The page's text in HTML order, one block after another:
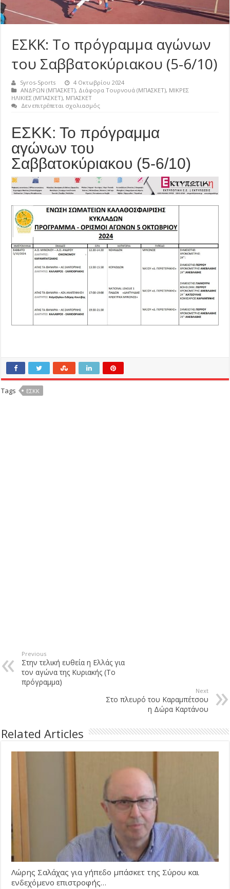
ΕΣΚΚ: Το πρόγραμμα αγώνων
του Σαββατοκύριακου (5-6/10)
Syros-Sports
4 Οκτωβρίου 2024
ΑΝΔΡΩΝ (ΜΠΑΣΚΕΤ), Διάφορα Τουρνουά (ΜΠΑΣΚΕΤ), ΜΙΚΡΕΣ
ΗΛΙΚΙΕΣ (ΜΠΑΣΚΕΤ), ΜΠΑΣΚΕΤ
Δεν επιτρέπεται σχολιασμόςστο
πρόγραμμα
αγώνων
6/10)
ΕΣΚΚ: Το πρόγραμμα
αγώνων του
Σαββατοκύριακου (5-6/10)
Tags ΕΣΚΚ
Previous
Στην τελική ευθεία η Ελλάς για
τον αγώνα της Κυριακής (Το
πρόγραμμα)
Next
Στο πλευρό του Καραμπέτσου
η Δώρα Καρτάνου
Related Articles
Λώρης Σαλάχας για γήπεδο μπάσκετ της Σύρου και
ενδεχόμενο επιστροφής…